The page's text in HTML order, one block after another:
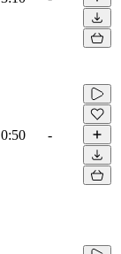
0:50 -